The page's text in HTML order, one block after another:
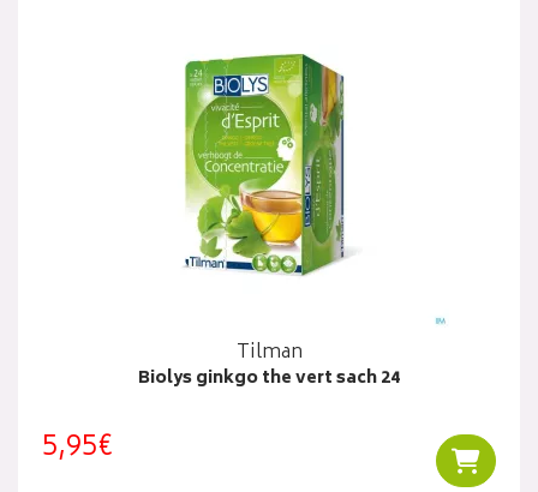
Tilman
Biolys ginkgo the vert sach 24
5,95€